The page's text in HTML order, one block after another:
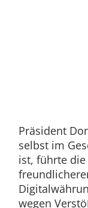
Präsident
selbst im
ist, führte die
wegen